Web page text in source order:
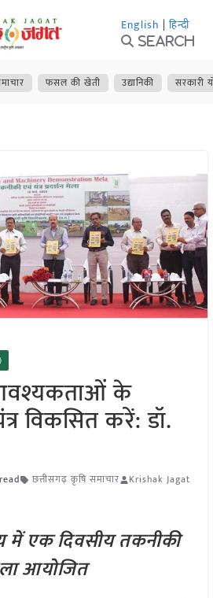
English | हिन्दी
Search
फसल की खेती उद्यानिकी सरकारी
के
विकसित करें: डॉ.
छत्तीसगढ़ कृषि समाचार Krishak Jagat
में एक दिवसीय तकनीकी
आयोजित